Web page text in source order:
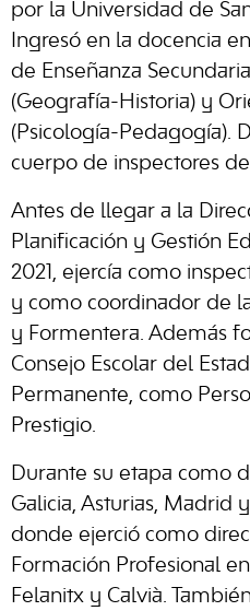
por la Universidad de
Ingresó en la docencia
de Enseñanza
(Geografía-Historia) y
(Psicología-Pedagogía).
cuerpo de inspectores
Antes de llegar a la
Planificación y Gestión
2021, ejercía como
y como coordinador de
y Formentera. Además
Consejo Escolar del
Permanente, como
Prestigio.
Durante su etapa como
Galicia, Asturias, Madrid
donde ejerció como
Formación Profesional
Felanitx y Calvià.